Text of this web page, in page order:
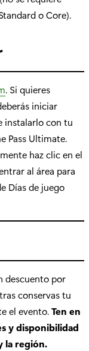
o Core).
. Si quieres
iniciar
instalarlo con tu
Pass Ultimate.
haz clic en el
al área para
Días de juego
descuento por
conservas tu
el evento.Ten en
y disponibilidad
la región.